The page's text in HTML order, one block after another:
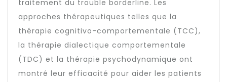
traitement du trouble borderline. Les
approches thérapeutiques telles que la
thérapie cognitivo-comportementale (TCC),
la thérapie dialectique comportementale
(TDC) et la thérapie psychodynamique ont
montré leur efficacité pour aider les patients